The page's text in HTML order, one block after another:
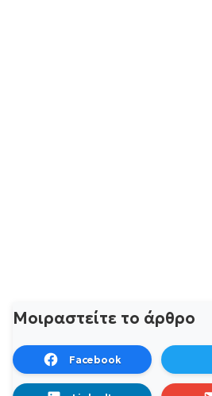
Μοιραστείτε το άρθρο
Facebook